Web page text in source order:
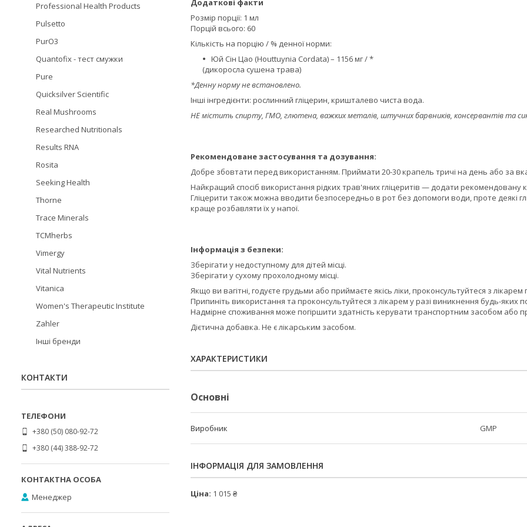
Додаткові факти
Розмір порції: 1 мл
Порцій всього: 60
Кількість на порцію / % денної норми:
Юй Сін Цао (Houttuynia Cordata) – 1156 мг / *
(дикоросла сушена трава)
*Денну норму не встановлено.
Інші інгредієнти: рослинний гліцерин, кришталево чиста вода.
НЕ містить спирту, ГМО, глютена, важких металів, штучних барвників, консервантів та
Рекомендоване застосування та дозування:
Добре збовтати перед використанням. Приймати 20-30 крапель тричі на день або за
Найкращий спосіб використання рідких трав'яних гліцеритів — додати рекомендовану
Гліцерити також можна вводити безпосередньо в рот без допомоги води, проте деякі
краще розбавляти їх у напої.
Інформація з безпеки:
Зберігати у недоступному для дітей місці.
Зберігати у сухому прохолодному місці.
Якщо ви вагітні, годуєте грудьми або приймаєте якісь ліки, проконсультуйтеся з
Припиніть використання та проконсультуйтеся з лікарем у разі виникнення будь-яких
Надмірне споживання може погіршити здатність керувати транспортним засобом
Дієтична добавка. Не є лікарським засобом.
ХАРАКТЕРИСТИКИ
Основні
Виробник GMP
ІНФОРМАЦІЯ ДЛЯ ЗАМОВЛЕННЯ
Ціна: 1 015 ₴
Professional Health Products
Pulsetto
PurO3
Quantofix - тест смужки
Pure
Quicksilver Scientific
Real Mushrooms
Researched Nutritionals
Results RNA
Rosita
Seeking Health
Thorne
Trace Minerals
TCMherbs
Vimergy
Vital Nutrients
Vitanica
Women's Therapeutic Institute
Zahler
Інші бренди
КОНТАКТИ
+380 (50) 080-92-72
+380 (44) 388-92-72
Менеджер